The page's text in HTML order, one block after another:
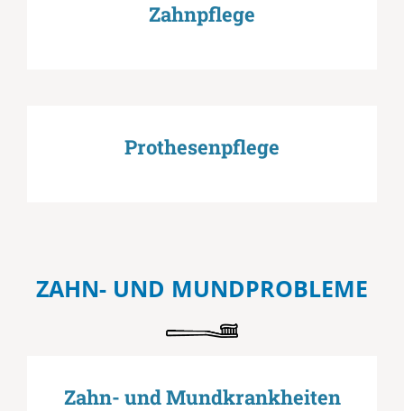
Zahnpflege
Prothesenpflege
ZAHN- UND MUNDPROBLEME
Zahn- und Mundkrankheiten